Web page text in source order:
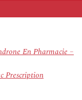
En Pharmacie –
Prescription